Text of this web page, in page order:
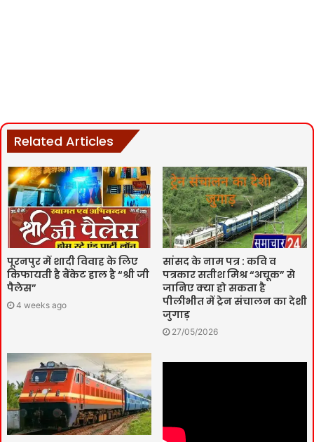
Related Articles
पूरनपुर में शादी विवाह के लिए
किफायती है बैंकेट हाल है “श्री जी
पैलेस”
4 weeks ago
सांसद के नाम पत्र : कवि व
पत्रकार सतीश मिश्र “अचूक” से
जानिए क्या हो सकता है
पीलीभीत में ट्रेन संचालन का देशी
जुगाड़
27/05/2026